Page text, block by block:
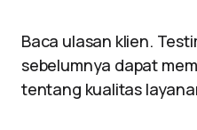
Baca ulasan klien.
sebelumnya dapat
tentang kualitas